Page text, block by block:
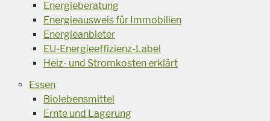
Energieberatung
Energieausweis für Immobilien
Energieanbieter
EU-Energieeffizienz-Label
Heiz- und Stromkosten erklärt
Essen
Biolebensmittel
Ernte und Lagerung